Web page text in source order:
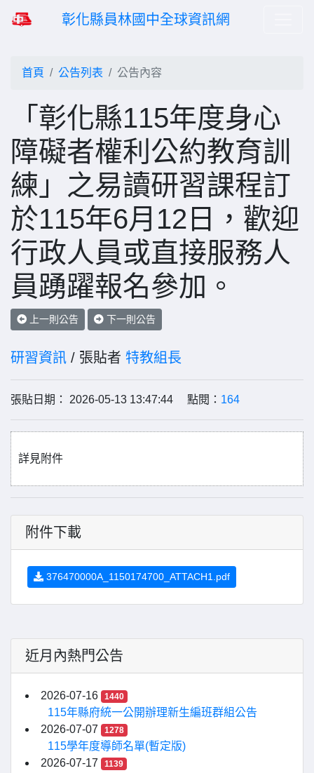
彰化縣員林國中全球資訊網
首頁 公告列表 公告內容
「彰化縣115年度身心
障礙者權利公約教育訓
練」之易讀研習課程訂
於115年6月12日，歡迎
行政人員或直接服務人
員踴躍報名參加。
上一則公告 下一則公告
研習資訊 / 張貼者 特教組長
張貼日期： 2026-05-13 13:47:44 點閱： 164
詳見附件
附件下載
376470000A_1150174700_ATTACH1.pdf
近月內熱門公告
2026-07-16 1440
115年縣府統一公開辦理新生編班群組公告
2026-07-07
1278
115學年度導師名單(暫定版)
2026-07-17
1139